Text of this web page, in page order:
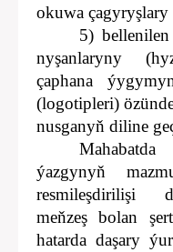
okuwa çagyryşlary
5)
nyşanlaryny
çaphana
(logotipleri)
nusganyň diline
ýazgynyň
resmileşdirilişi
meňzeş bolan
hatarda daşary